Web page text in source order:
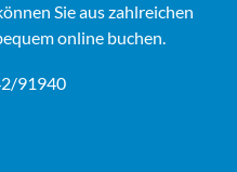
Sie aus zahlreichen
online buchen.
91940